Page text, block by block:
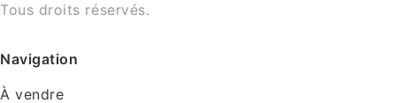
Tous droits réservés.
Navigation
À vendre